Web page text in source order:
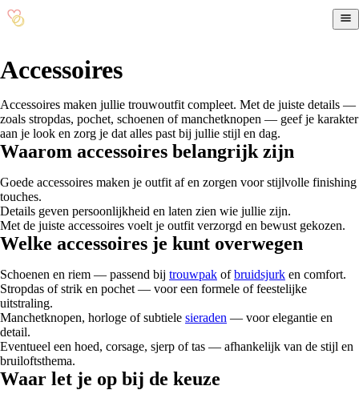
Accessoires
Accessoires maken jullie trouwoutfit compleet. Met de juiste details —
zoals stropdas, pochet, schoenen of manchetknopen — geef je karakter
aan je look en zorg je dat alles past bij jullie stijl en dag.
Waarom accessoires belangrijk zijn
Goede accessoires maken je outfit af en zorgen voor stijlvolle finishing
touches.
Details geven persoonlijkheid en laten zien wie jullie zijn.
Met de juiste accessoires voelt je outfit verzorgd en bewust gekozen.
Welke accessoires je kunt overwegen
Schoenen en riem — passend bij trouwpak ofbruidsjurk en comfort.
Stropdas of strik en pochet — voor een formele of feestelijke
uitstraling.
Manchetknopen, horloge of subtiele sieraden — voor elegantie en
detail.
Eventueel een hoed, corsage, sjerp of tas — afhankelijk van de stijl en
bruiloftsthema.
Waar let je op bij de keuze